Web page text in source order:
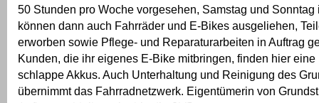
50 Stunden pro Woche vorgesehen, Samstag und Sonntag
können dann auch Fahrräder und E-Bikes ausgeliehen,
erworben sowie Pflege- und Reparaturarbeiten in Auftrag
Kunden, die ihr eigenes E-Bike mitbringen, finden hier eine
schlappe Akkus. Auch Unterhaltung und Reinigung des
übernimmt das Fahrradnetzwerk. Eigentümerin von